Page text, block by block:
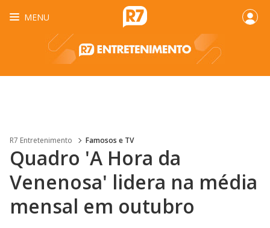
MENU
R7 Entretenimento Famosos e TV
Quadro 'A Hora da
Venenosa' lidera na média
mensal em outubro